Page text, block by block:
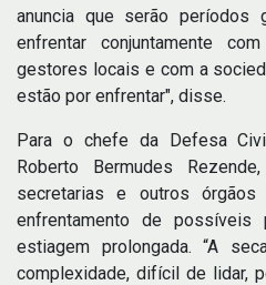
anuncia que serão períodos
enfrentar conjuntamente
gestores locais e com a
estão por enfrentar", disse.
Para o chefe da Defesa
Roberto Bermudes
secretarias e outros
enfrentamento de possíveis
estiagem prolongada. “A
complexidade, difícil de lidar,